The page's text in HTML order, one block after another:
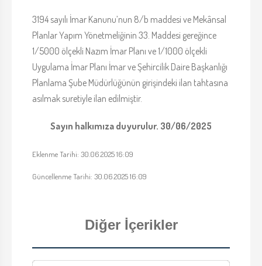
3194 sayılı İmar Kanunu’nun 8/b maddesi ve Mekânsal
Planlar Yapım Yönetmeliğinin 33. Maddesi gereğince
1/5000 ölçekli Nazım İmar Planı ve 1/1000 ölçekli
Uygulama İmar Planı İmar ve Şehircilik Daire Başkanlığı
Planlama Şube Müdürlüğünün girişindeki ilan tahtasına
asılmak suretiyle ilan edilmiştir.
Sayın halkımıza duyurulur. 30/06/2025
Eklenme Tarihi: 30.06.2025 16:09
Güncellenme Tarihi: 30.06.2025 16:09
Diğer İçerikler